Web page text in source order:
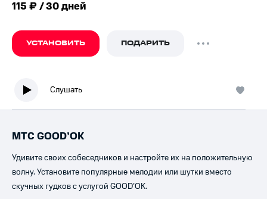
115 ₽ / 30 дней
УСТАНОВИТЬ ПОДАРИТЬ
Слушать
МТС GOOD’OK
Удивите своих собеседников и настройте их на положительную
волну. Установите популярные мелодии или шутки вместо
скучных гудков с услугой GOOD’OK.